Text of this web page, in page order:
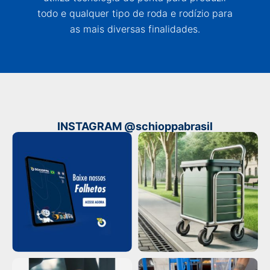
todo e qualquer tipo de roda e rodízio para
as mais diversas finalidades.
INSTAGRAM @schioppabrasil